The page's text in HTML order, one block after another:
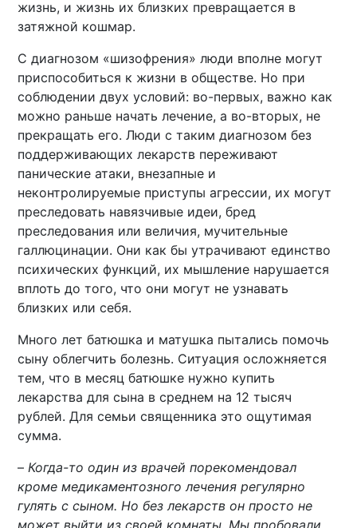
жизнь, и жизнь их близких превращается в
затяжной кошмар.
С диагнозом «шизофрения» люди вполне могут
приспособиться к жизни в обществе. Но при
соблюдении двух условий: во-первых, важно как
можно раньше начать лечение, а во-вторых, не
прекращать его. Люди с таким диагнозом без
поддерживающих лекарств переживают
панические атаки, внезапные и
неконтролируемые приступы агрессии, их могут
преследовать навязчивые идеи, бред
преследования или величия, мучительные
галлюцинации. Они как бы утрачивают единство
психических функций, их мышление нарушается
вплоть до того, что они могут не узнавать
близких или себя.
Много лет батюшка и матушка пытались помочь
сыну облегчить болезнь. Ситуация осложняется
тем, что в месяц батюшке нужно купить
лекарства для сына в среднем на 12 тысяч
рублей. Для семьи священника это ощутимая
сумма.
–Когда-то один из врачей порекомендовал
кроме медикаментозного лечения регулярно
гулять с сыном. Но без лекарств он просто не